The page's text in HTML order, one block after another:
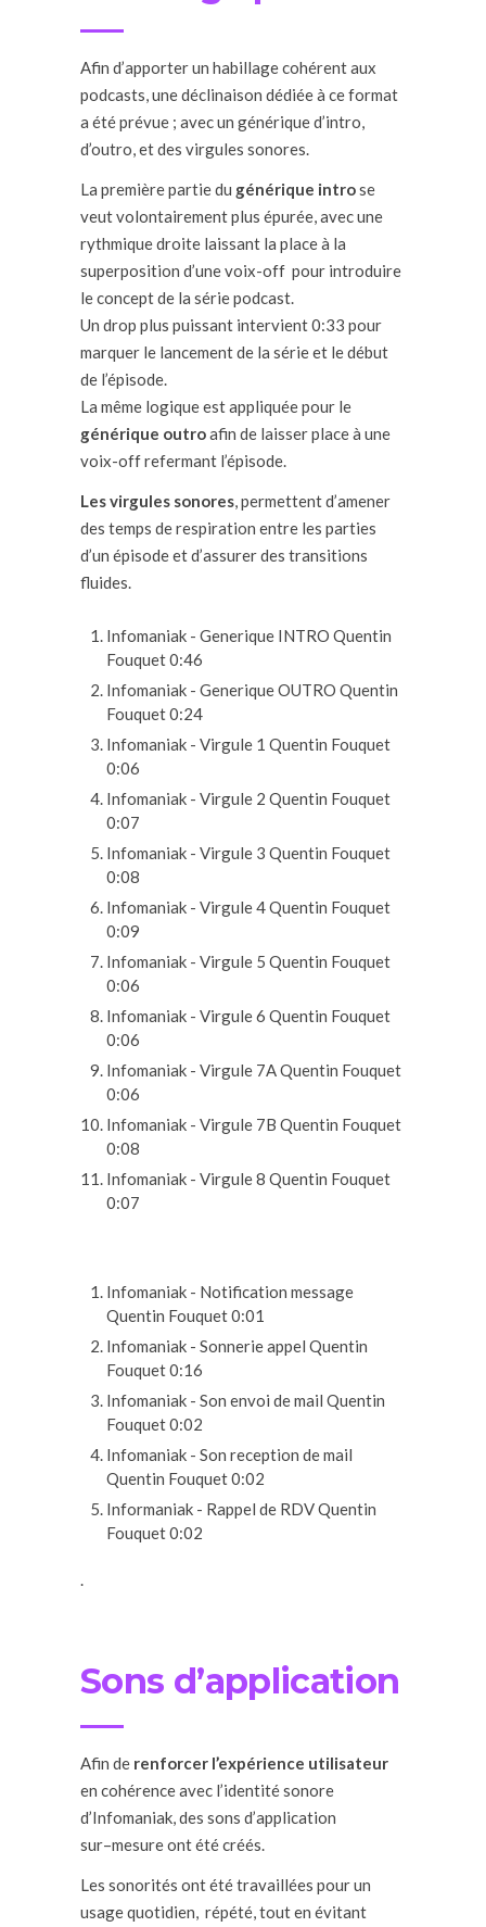
Afin d’apporter un habillage cohérent aux
podcasts, une déclinaison dédiée à ce format
a été prévue ; avec un générique d’intro,
d’outro, et des virgules sonores.
La première partie du générique introse
veut volontairement plus épurée, avec une
rythmique droite laissant la place à la
superposition d’une voix-off pour introduire
le concept de la série podcast.
Un drop plus puissant intervient 0:33 pour
marquer le lancement de la série et le début
de l’épisode.
La même logique est appliquée pour le
générique outroafin de laisser place à une
voix-off refermant l’épisode.
Les virgules sonores , permettent d’amener
des temps de respiration entre les parties
d’un épisode et d’assurer des transitions
fluides.
Infomaniak - Generique INTRO Quentin
Fouquet0:46
Infomaniak - Generique OUTRO Quentin
Fouquet0:24
Infomaniak - Virgule 1 Quentin Fouquet
0:06
Infomaniak - Virgule 2 Quentin Fouquet
0:07
Infomaniak - Virgule 3 Quentin Fouquet
0:08
Infomaniak - Virgule 4Quentin Fouquet
0:09
Infomaniak - Virgule 5 Quentin Fouquet
0:06
Infomaniak - Virgule 6 Quentin Fouquet
0:06
Infomaniak - Virgule 7AQuentin Fouquet
0:06
Infomaniak - Virgule 7B Quentin Fouquet
0:08
Infomaniak - Virgule 8 Quentin Fouquet
0:07
Infomaniak - Notification message
Quentin Fouquet0:01
Infomaniak - Sonnerie appel Quentin
Fouquet0:16
Infomaniak - Son envoi de mail Quentin
Fouquet0:02
Infomaniak - Son reception de mail
Quentin Fouquet0:02
Informaniak - Rappel de RDVQuentin
Fouquet0:02
Sons d’application
Afin de renforcer l’expérience utilisateur
en cohérence avec l’identité sonore
d’Infomaniak , des sons d’application
sur–mesure ontété créés.
Les sonorités ont été travaillées pour un
usage quotidien, répété, tout en évitant